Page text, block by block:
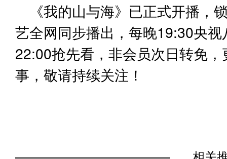
《我的山与海》已正式开播，
艺全网同步播出，每晚19:30央
22:00抢先看，非会员次日转免
事，敬请持续关注！